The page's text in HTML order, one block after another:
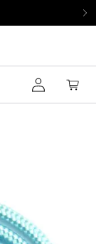
DQ